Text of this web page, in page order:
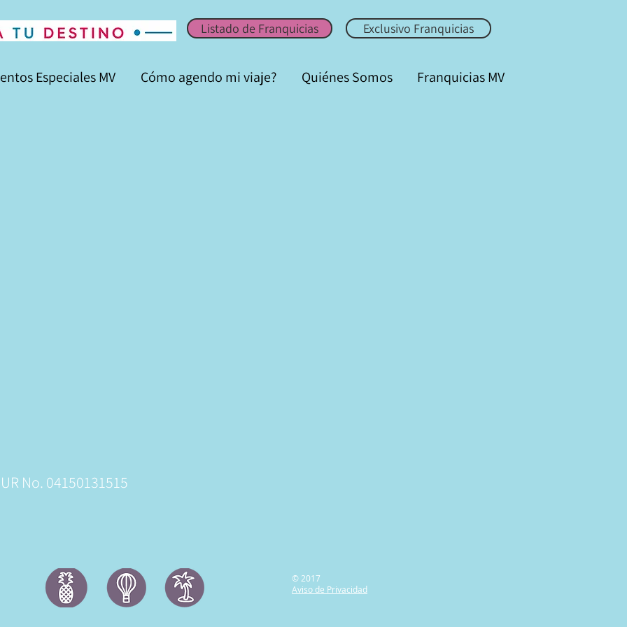
Mujer Viaja
Exclusivo Franquicias
Especiales MV Cómo agendo mi viaje? Quiénes Somos Franquicias MV
Listado de Franquicias
No. 04150131515
© 2017
Aviso de Privacidad